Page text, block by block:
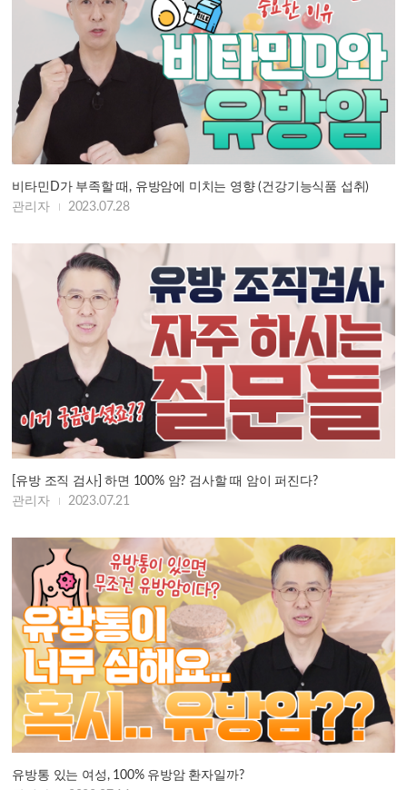
비타민D가 부족할 때, 유방암에 미치는 영향 (건강기능식품 섭취)
관리자
2023.07.28
[유방 조직 검사] 하면 100% 암? 검사할 때 암이 퍼진다?
관리자
2023.07.21
유방통 있는 여성, 100% 유방암 환자일까?